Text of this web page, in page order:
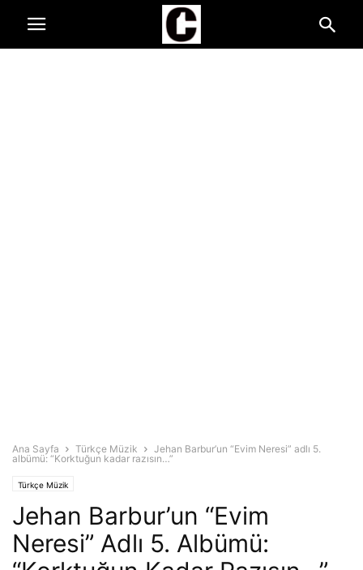
Ana Sayfa Türkçe Müzik
Jehan Barbur’un “Evim Neresi” adlı 5.
albümü: “Korktuğun kadar razısın…”
Türkçe Müzik
Jehan Barbur’un “Evim
Neresi” Adlı 5. Albümü: